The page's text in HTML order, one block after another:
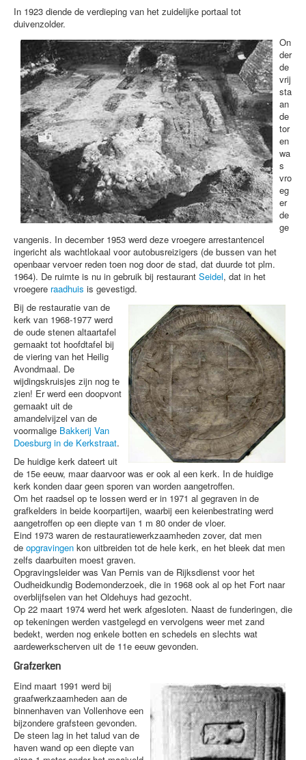
In 1923 diende de verdieping van het zuidelijke portaal tot
duivenzolder.
On
der
de
vrij
sta
an
de
tor
en
wa
s
vro
eg
er
de
ge
vangenis. In december 1953 werd deze vroegere arrestantencel
ingericht als wachtlokaal voor autobusreizigers (de bussen van het
openbaar vervoer reden toen nog door de stad, dat duurde tot plm.
1964). De ruimte is nu in gebruik bij restaurant Seidel, dat in het
vroegere raadhuis is gevestigd.
Bij de restauratie van de
kerk van 1968-1977 werd
de oude stenen altaartafel
gemaakt tot hoofdtafel bij
de viering van het Heilig
Avondmaal. De
wijdingskruisjes zijn nog te
zien! Er werd een doopvont
gemaakt uit de
amandelvijzel van de
voormalige Bakkerij Van
Doesburg in de Kerkstraat.
De huidige kerk dateert uit
de 15e eeuw, maar daarvoor was er ook al een kerk. In de huidige
kerk konden daar geen sporen van worden aangetroffen.
Om het raadsel op te lossen werd er in 1971 al gegraven in de
grafkelders in beide koorpartijen, waarbij een keienbestrating werd
aangetroffen op een diepte van 1 m 80 onder de vloer.
Eind 1973 waren de restauratiewerkzaamheden zover, dat men
de opgravingen kon uitbreiden tot de hele kerk, en het bleek dat men
zelfs daarbuiten moest graven.
Opgravingsleider was Van Pernis van de Rijksdienst voor het
Oudheidkundig Bodemonderzoek, die in 1968 ook al op het Fort naar
overblijfselen van het Oldehuys had gezocht.
Op 22 maart 1974 werd het werk afgesloten. Naast de funderingen, die
op tekeningen werden vastgelegd en vervolgens weer met zand
bedekt, werden nog enkele botten en schedels en slechts wat
aardewerkscherven uit de 11e eeuw gevonden.
Grafzerken
Eind maart 1991 werd bij
graafwerkzaamheden aan de
binnenhaven van Vollenhove een
bijzondere grafsteen gevonden.
De steen lag in het talud van de
haven wand op een diepte van